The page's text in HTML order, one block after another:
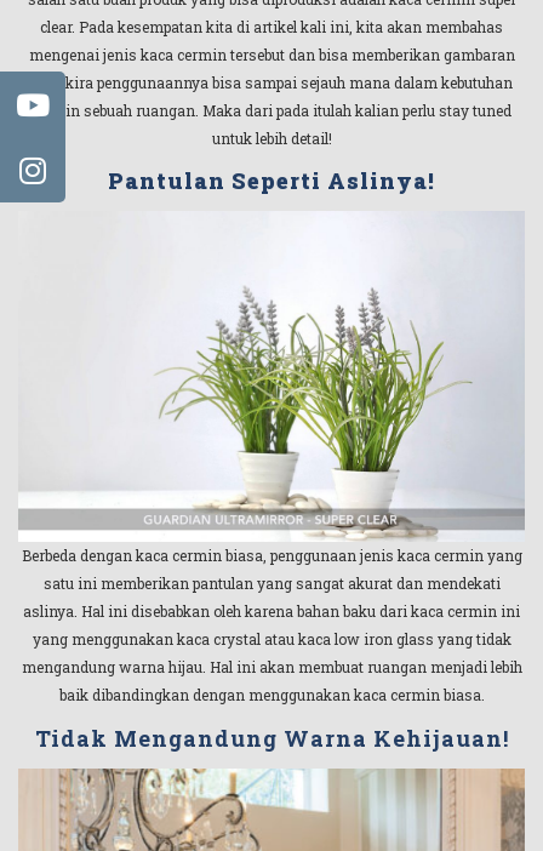
clear. Pada kesempatan kita di artikel kali ini, kita akan membahas
mengenai jenis kaca cermin tersebut dan bisa memberikan gambaran
kira-kira penggunaannya bisa sampai sejauh mana dalam kebutuhan
desain sebuah ruangan. Maka dari pada itulah kalian perlu stay tuned
untuk lebih detail!
Pantulan Seperti Aslinya!
Berbeda dengan kaca cermin biasa, penggunaan jenis kaca cermin yang
satu ini memberikan pantulan yang sangat akurat dan mendekati
aslinya. Hal ini disebabkan oleh karena bahan baku dari kaca cermin ini
yang menggunakan kaca crystal atau kaca low iron glass yang tidak
mengandung warna hijau. Hal ini akan membuat ruangan menjadi lebih
baik dibandingkan dengan menggunakan kaca cermin biasa.
Tidak Mengandung Warna Kehijauan!